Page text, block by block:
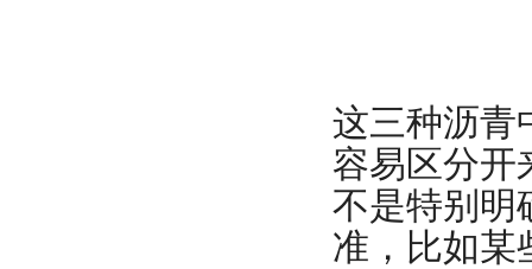
这三种沥青
容易区分开
不是特别明
准，比如某